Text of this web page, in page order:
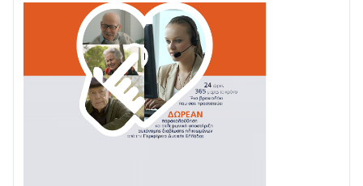
Ενισχύεται η Πολιτική Προστασία στο Δήμο Αγρινίου
με δύο νέα υδροφόρα οχήματα
02/08 • 18:26
Διαβάστε την «Ναυπακτία» που κυκλοφορεί
31/07 • 08:16